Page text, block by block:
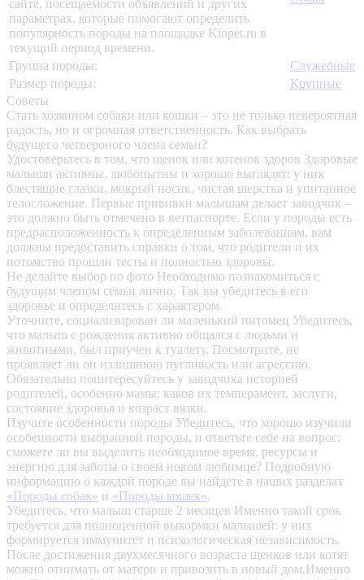
сайте, посещаемости объявлений и других
параметрах, которые помогают определить
популярность породы на площадке Kinpet.ru в
текущий период времени.
Группа породы:
Служебные
Размер породы:
Крупные
Советы
Стать хозяином собаки или кошки – это не только невероятная
радость, но и огромная ответственность. Как выбрать
будущего четвероного члена семьи?
Удостоверьтесь в том, что щенок или котенок здоров Здоровые
малыши активны, любопытны и хорошо выглядят: у них
блестящие глазки, мокрый носик, чистая шерстка и упитанное
телосложение. Первые прививки малышам делает заводчик –
это должно быть отмечено в ветпаспорте. Если у породы есть
предрасположенность к определенным заболеваниям, вам
должны предоставить справки о том, что родители и их
потомство прошли тесты и полностью здоровы.
Не делайте выбор по фото Необходимо познакомиться с
будущим членом семьи лично. Так вы убедитесь в его
здоровье и определитесь с характером.
Уточните, социализирован ли маленький питомец Убедитесь,
что малыш с рождения активно общался с людьми и
животными, был приучен к туалету. Посмотрите, не
проявляет ли он излишнюю пугливость или агрессию.
Обязательно поинтересуйтесь у заводчика историей
родителей, особенно мамы: каков их темперамент, заслуги,
состояние здоровья и возраст вязки.
Изучите особенности породы Убедитесь, что хорошо изучили
особенности выбранной породы, и ответьте себе на вопрос:
сможете ли вы выделить необходимое время, ресурсы и
энергию для заботы о своем новом любимце? Подробную
информацию о каждой породе вы найдете в наших разделах
«Породы собак» и «Породы кошек».
Убедитесь, что малыш старше 2 месяцев Именно такой срок
требуется для полноценной выкормки малышей: у них
формируется иммунитет и психологическая независимость.
После достижения двухмесячного возраста щенков или котят
можно отнимать от матери и привозить в новый дом.Именно